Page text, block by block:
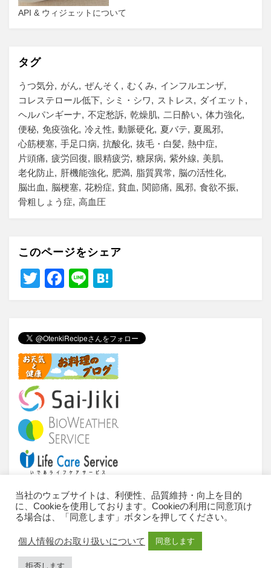
API & ウィジェットについて
タグ
うつ気分 がん ぜんそく むくみ
インフルエンザ
コレステロール低下
シミ・シワ ストレス
ダイエット
ヘルパンギーナ
不定愁訴 乾燥肌 二日酔い
体力強化
便秘 免疫強化 冷え性 動脈硬化 夏バテ
夏風邪
心筋梗塞 手足口病 抗酸化 抜毛・白髪 熱中症
片頭痛
疲労回復 眼精疲労 糖尿病 紫外線
美肌
老化防止
肝機能強化 肥満 脂質異常
脳の活性化
脳出血
脳梗塞 花粉症 貧血 関節痛 風邪 食欲不振
骨粗しょう症
高血圧
このページをシェア
T
er
F
e
b
o
o
k
Li
n
a
当サイトについて ご利用条件
推奨環境
個人情報のお取扱いについて
お問い合わせ
サイトマップ
All Rights Reserved, Copyright © 2010-2023 IDEA
当社のウェブサイトは、利便性、品質維持・向上を目的
に、Cookieを使用しております。Cookieの利用に同意頂け
る場合は、「同意します」ボタンを押してください。
個人情報のお取り扱いについて 同意します
拒否します